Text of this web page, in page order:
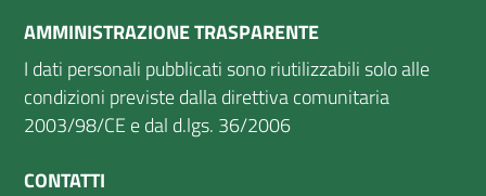
AMMINISTRAZIONE TRASPARENTE
I dati personali pubblicati sono riutilizzabili solo alle
condizioni previste dalla direttiva comunitaria
2003/98/CE e dal d.lgs. 36/2006
CONTATTI